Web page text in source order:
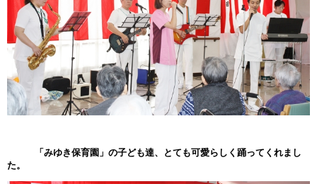
「みゆき保育園」の子ども達、とても可愛らしく踊ってくれまし
た。